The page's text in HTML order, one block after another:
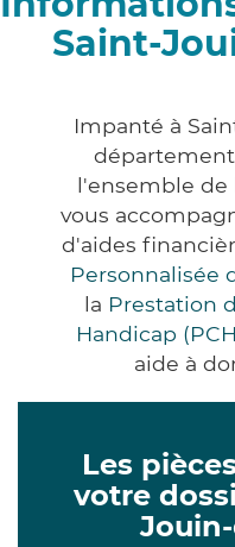
Saint-
Impanté à
département
l'ensemble de
vous
d'aides
Personnalisée
la Prestation
Handicap
aide à
Les
votre